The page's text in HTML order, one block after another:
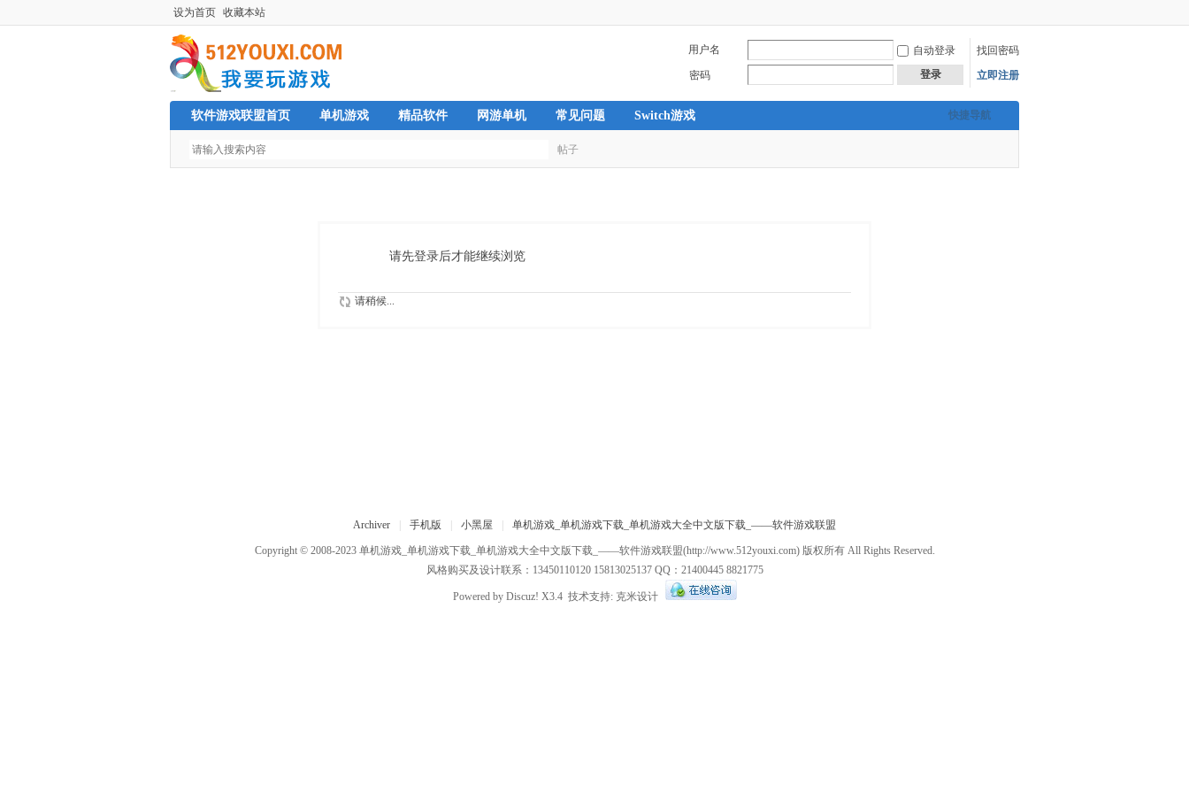
设为首页 收藏本站
用户名 自动登录
找回密码
密码
登录 立即注册
快捷导航
软件游戏联盟首页 单机游戏 精品软件 网游单机 常见问题 Switch游戏
帖子
请先登录后才能继续浏览
请稍候...
Archiver 手机版 小黑屋 单机游戏_单机游戏下载_单机游戏大全中文版下载_——软件游戏联盟
Copyright © 2008-2023 单机游戏_单机游戏下载_单机游戏大全中文版下载_——软件游戏联盟(http://www.512youxi.com) 版权所有 All Rights Reserved.
风格购买及设计联系：13450110120 15813025137 QQ：21400445 8821775
Powered by Discuz! X3.4 技术支持: 克米设计